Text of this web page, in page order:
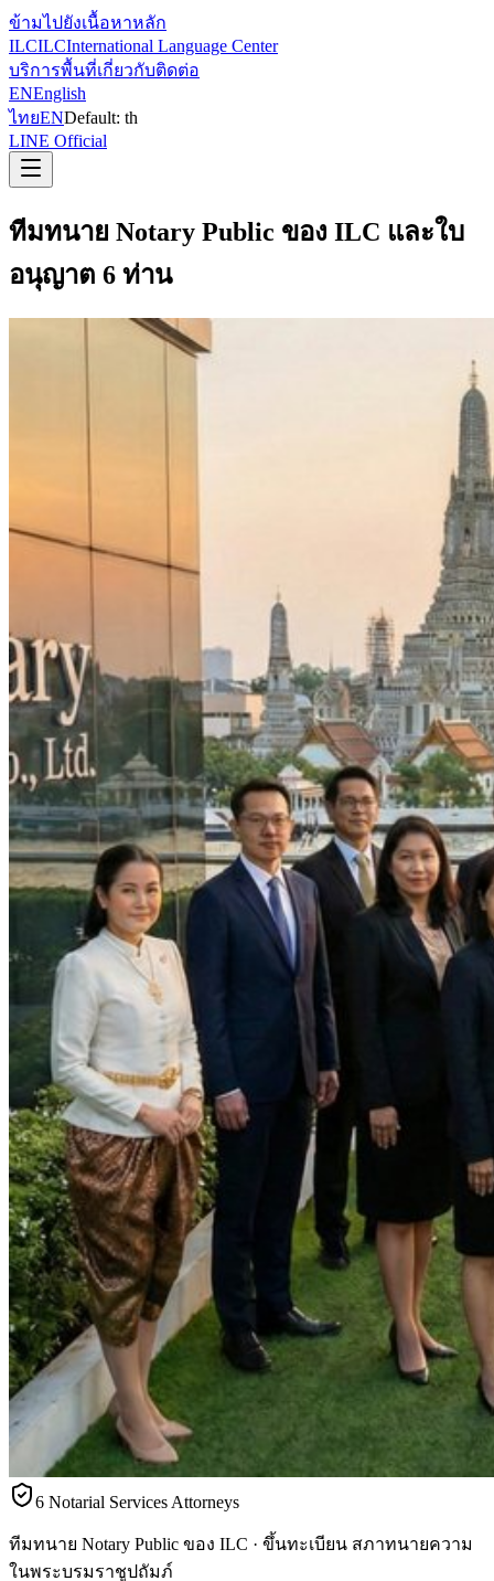
ข้ามไปยังเนื้อหาหลัก
ILCILCInternational Language Center
บริการพื้นที่เกี่ยวกับติดต่อ
ENEnglish
ไทยENDefault: th
LINE Official
ทีมทนาย Notary Public ของ ILC และใบ
อนุญาต 6 ท่าน
6 Notarial Services Attorneys
ทีมทนาย Notary Public ของ ILC · ขึ้นทะเบียน สภาทนายความ
ในพระบรมราชูปถัมภ์